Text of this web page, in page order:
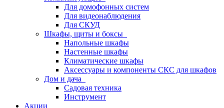
Для домофонных систем
Для видеонаблюдения
Для СКУД
Шкафы, щиты и боксы
Напольные шкафы
Настенные шкафы
Климатические шкафы
Аксессуары и компоненты СКС для шкафов
Дом и дача
Садовая техника
Инструмент
Акции